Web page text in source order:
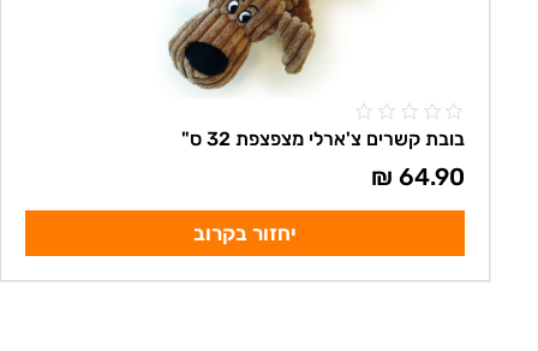
בובת קשרים צ'ארלי מצפצפת 32 ס"
64.90
₪
יחזור בקרוב